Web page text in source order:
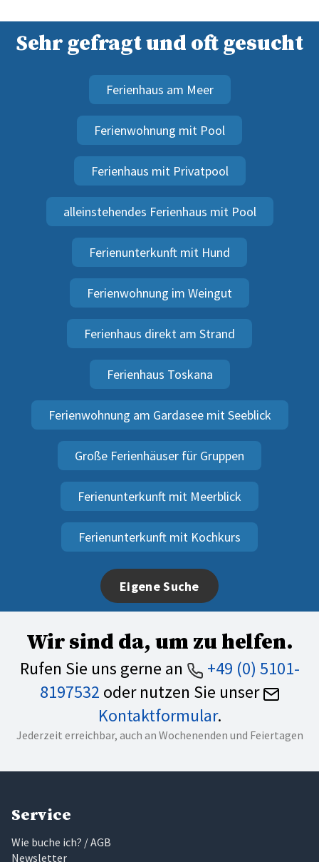
Sehr gefragt und oft gesucht
Ferienhaus am Meer
Ferienwohnung mit Pool
Ferienhaus mit Privatpool
alleinstehendes Ferienhaus mit Pool
Ferienunterkunft mit Hund
Ferienwohnung im Weingut
Ferienhaus direkt am Strand
Ferienhaus Toskana
Ferienwohnung am Gardasee mit Seeblick
Große Ferienhäuser für Gruppen
Ferienunterkunft mit Meerblick
Ferienunterkunft mit Kochkurs
Eigene Suche
Wir sind da, um zu helfen.
Rufen Sie uns gerne an
+49 (0) 5101-
8197532 oder nutzen Sie unser
Kontaktformular.
Jederzeit erreichbar, auch an Wochenenden und Feiertagen
Service
Wie buche ich? / AGB
Newsletter